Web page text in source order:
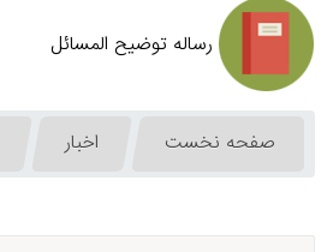
رساله توضیح المسائل
صفحه نخست اخبار